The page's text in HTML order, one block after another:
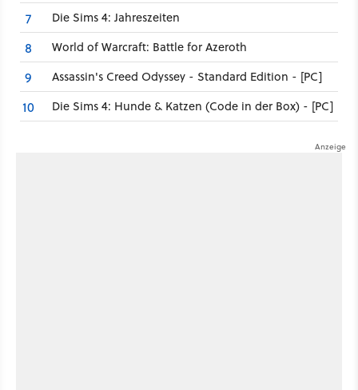
7 Die Sims 4: Jahreszeiten
8 World of Warcraft: Battle for Azeroth
9 Assassin's Creed Odyssey - Standard Edition - [PC]
10 Die Sims 4: Hunde & Katzen (Code in der Box) - [PC]